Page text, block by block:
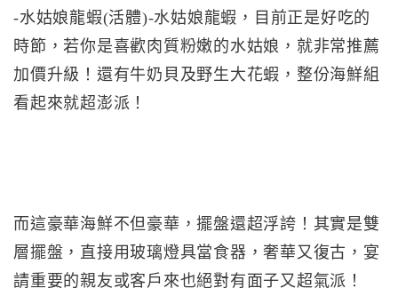
-水姑娘龍蝦(活體)-水姑娘龍蝦，目前正是好吃的
時節，若你是喜歡肉質粉嫩的水姑娘，就非常推薦
加價升級！還有牛奶貝及野生大花蝦，整份海鮮組
看起來就超澎派！
而這豪華海鮮不但豪華，擺盤還超浮誇！其實是雙
層擺盤，直接用玻璃燈具當食器，奢華又復古，宴
請重要的親友或客戶來也絕對有面子又超氣派！